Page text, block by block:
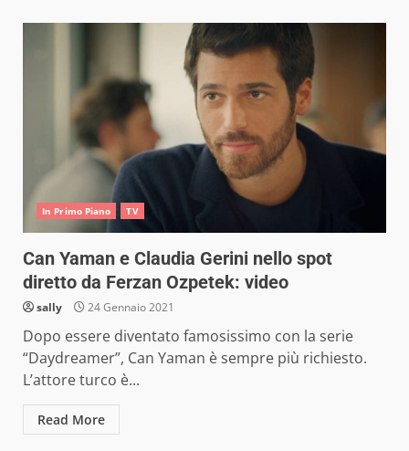
In Primo Piano TV
Can Yaman e Claudia Gerini nello spot
diretto da Ferzan Ozpetek: video
sally 24 Gennaio 2021
Dopo essere diventato famosissimo con la serie
“Daydreamer”, Can Yaman è sempre più richiesto.
L’attore turco è...
Read More